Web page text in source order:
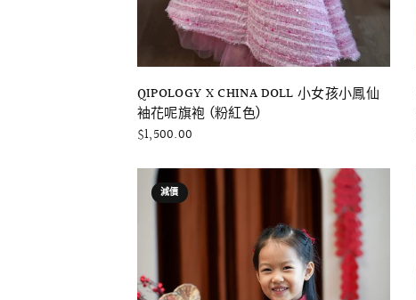
QIPOLOGY X CHINA DOLL 小女孩小鳳仙
袖花呢旗袍 (粉紅色)
$1,500.00
減價